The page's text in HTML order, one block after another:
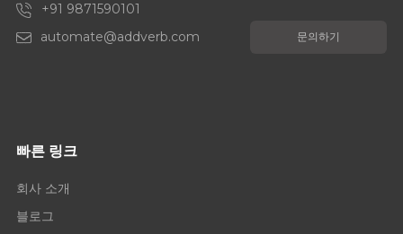
+91 9871590101
automate@addverb.com
문의하기
빠른 링크
회사 소개
블로그